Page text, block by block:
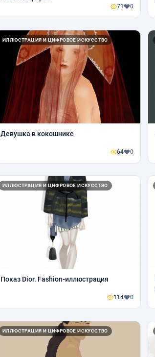
71 0
ИЛЛЮСТРАЦИЯ И ЦИФРОВОЕ ИСКУССТВО
Девушка в кокошнике
64 0
ИЛЛЮСТРАЦИЯ И ЦИФРОВОЕ ИСКУССТВО
Показ Dior. Fashion-иллюстрация
114 0
ИЛЛЮСТРАЦИЯ И ЦИФРОВОЕ ИСКУССТВО